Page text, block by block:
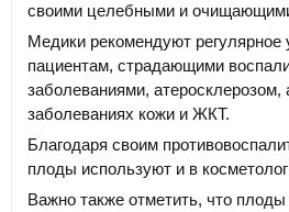
своими целебными и
Медики рекомендуют регулярное
пациентам, страдающими
заболеваниями, атеросклерозом,
заболеваниях кожи и ЖКТ.
Благодаря своим
плоды используют и в
Важно также отметить, что